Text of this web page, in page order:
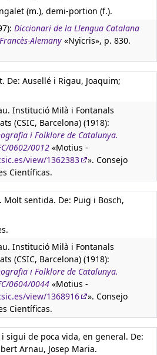
(m.), demi-portion (f.).
Diccionari de la Llengua Catalana
Alemany «Nyicris», p. 830.
De: Ausellé i Rigau, Joaquim;
Institució Milà i Fontanals
(CSIC, Barcelona) (1918):
i Folklore de Catalunya.
0602/0012 «Motius -
view/1362383
». Consejo
Científicas.
Molt sentida. De: Puig i Bosch,
Institució Milà i Fontanals
(CSIC, Barcelona) (1918):
i Folklore de Catalunya.
0604/0044 «Motius -
view/1368916
». Consejo
Científicas.
sigui de poca vida, en general. De:
Arnau, Josep Maria.